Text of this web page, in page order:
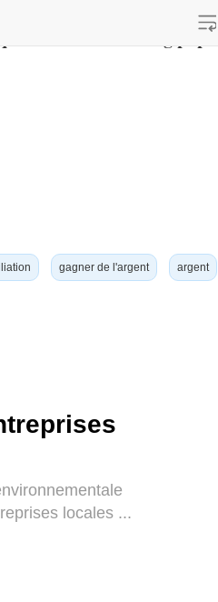
www/lib/switch-lang.php
gagner de l'argent argent
locales ...